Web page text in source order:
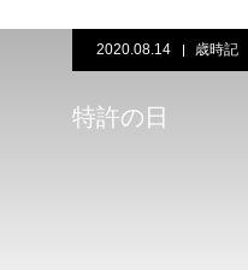
2020.08.14 歳時記
特許の日